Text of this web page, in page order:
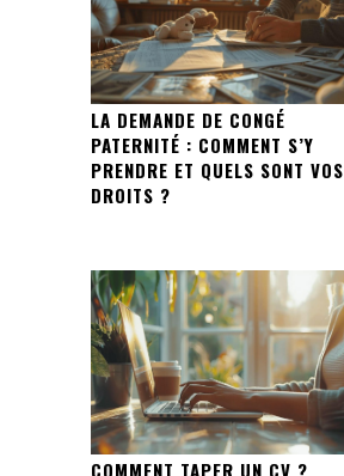
LA DEMANDE DE CONGÉ
PATERNITÉ : COMMENT S’Y
PRENDRE ET QUELS SONT VOS
DROITS ?
COMMENT TAPER UN CV ?